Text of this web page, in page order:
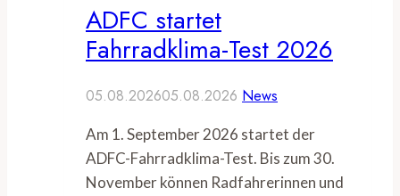
ADFC startet
Fahrradklima-Test 2026
05.08.202605.08.2026 News
Am 1. September 2026 startet der
ADFC-Fahrradklima-Test. Bis zum 30.
November können Radfahrerinnen und